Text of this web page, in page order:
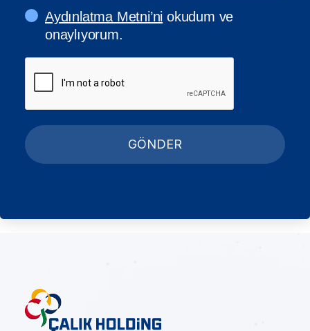
Aydınlatma Metni’ni okudum ve
onaylıyorum.
GÖNDER